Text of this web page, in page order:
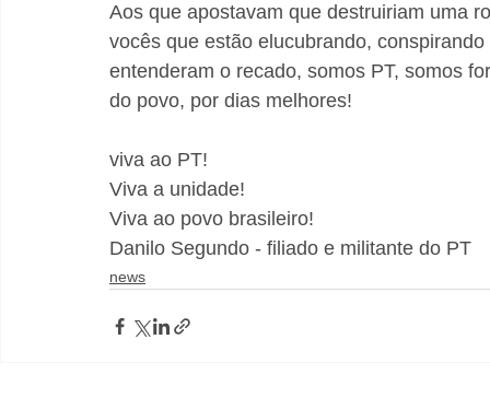
Aos que apostavam que destruiriam uma
vocês que estão elucubrando,
entenderam o recado, somos PT, somos
do povo, por dias melhores!
viva ao PT!
Viva a unidade!
Viva ao povo brasileiro!
Danilo Segundo - filiado e militante do PT
news